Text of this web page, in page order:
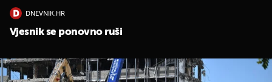
DNEVNIK.HR
Vjesnik se ponovno ruši